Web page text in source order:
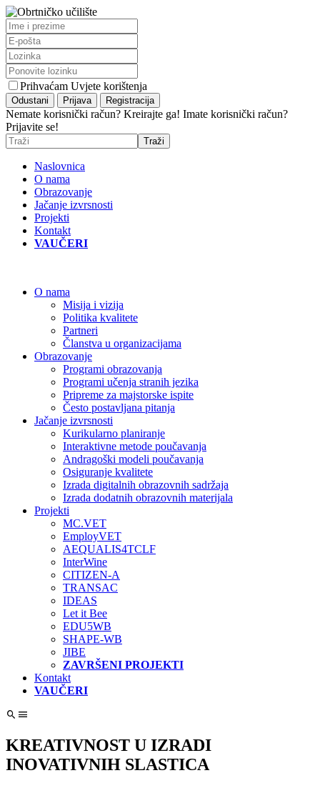
Prihvaćam Uvjete korištenja
Nemate korisnički račun? Kreirajte ga! Imate korisnički račun?
Prijavite se!
Naslovnica
O nama
Obrazovanje
Jačanje izvrsnosti
Projekti
Kontakt
VAUČERI
O nama
Misija i vizija
Politika kvalitete
Partneri
Članstva u organizacijama
Obrazovanje
Programi obrazovanja
Programi učenja stranih jezika
Pripreme za majstorske ispite
Često postavljana pitanja
Jačanje izvrsnosti
Kurikularno planiranje
Interaktivne metode poučavanja
Andragoški modeli poučavanja
Osiguranje kvalitete
Izrada digitalnih obrazovnih sadržaja
Izrada dodatnih obrazovnih materijala
Projekti
MC.VET
EmployVET
AEQUALIS4TCLF
InterWine
CITIZEN-A
TRANSAC
IDEAS
Let it Bee
EDU5WB
SHAPE-WB
JIBE
ZAVRŠENI PROJEKTI
Kontakt
VAUČERI
KREATIVNOST U IZRADI
INOVATIVNIH SLASTICA